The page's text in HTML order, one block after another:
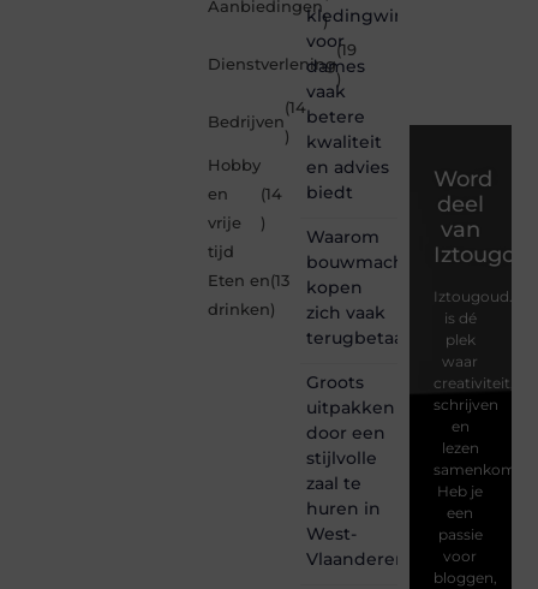
Aanbiedingen
)
Dienstverlening
(19
)
Bedrijven
(14
)
Hobby
en
vrije
tijd
(14
)
Eten en
drinken
(13
)
kledingwinkel
voor
dames
vaak
betere
kwaliteit
en advies
biedt
Waarom
bouwmachines
kopen
zich vaak
terugbetaalt
Groots
uitpakken
door een
stijlvolle
zaal te
huren in
West-
Vlaanderen
Word
deel
van
Iztougoud.be
is dé
plek
waar
creativiteit,
schrijven
en
lezen
samenkomen.
Heb je
een
passie
voor
bloggen,